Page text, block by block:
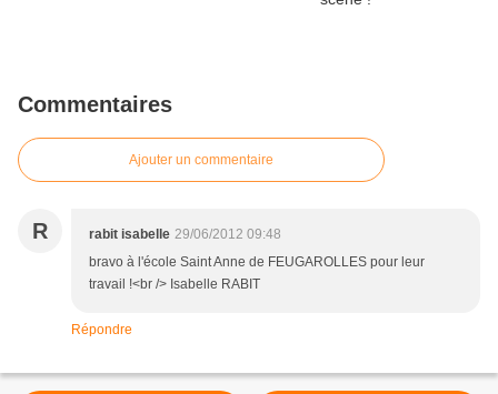
Commentaires
Ajouter un commentaire
R rabit isabelle 29/06/2012 09:48
bravo à l'école Saint Anne de FEUGAROLLES pour leur
travail !<br /> Isabelle RABIT
Répondre